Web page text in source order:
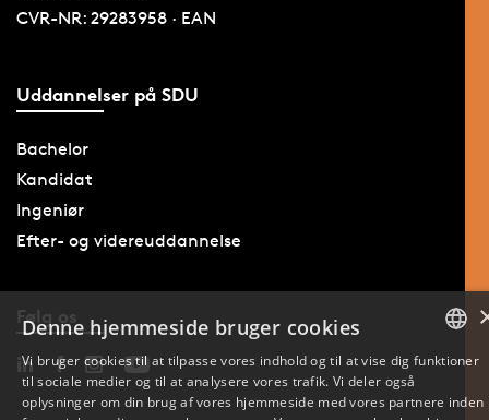
CVR-NR: 29283958 · EAN
Uddannelser på SDU
Bachelor
Kandidat
Ingeniør
Efter- og videreuddannelse
Følg os
Denne hjemmeside bruger cookies
Vi bruger cookies til at tilpasse vores indhold og til at vise dig funktioner
til sociale medier og til at analysere vores trafik. Vi deler også
oplysninger om din brug af vores hjemmeside med vores partnere inden